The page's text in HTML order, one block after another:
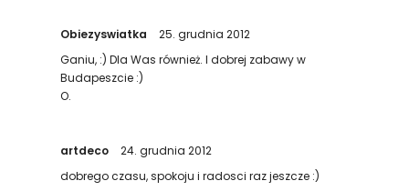
Obiezyswiatka
25. grudnia 2012
Ganiu, :) Dla Was również. I dobrej zabawy w
Budapeszcie :)
O.
artdeco
24. grudnia 2012
dobrego czasu, spokoju i radosci raz jeszcze :)